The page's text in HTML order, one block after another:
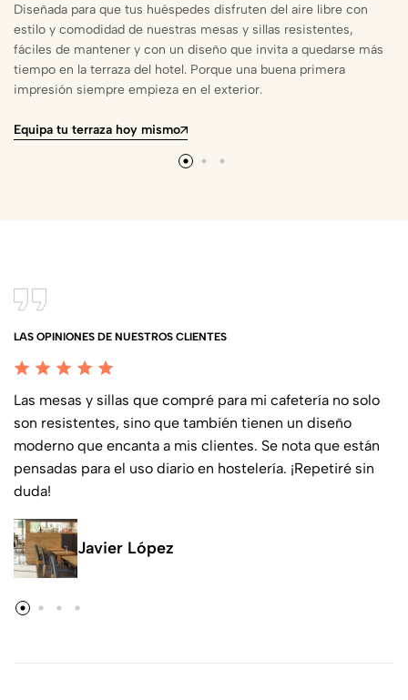
Diseñada para que tus huéspedes disfruten del aire libre con
estilo y comodidad de nuestras mesas y sillas resistentes,
fáciles de mantener y con un diseño que invita a quedarse más
tiempo en la terraza del hotel. Porque una buena primera
impresión siempre empieza en el exterior.
Equipa tu terraza hoy mismo
LAS OPINIONES DE NUESTROS CLIENTES
Las mesas y sillas que compré para mi cafetería no solo
son resistentes, sino que también tienen un diseño
moderno que encanta a mis clientes. Se nota que están
pensadas para el uso diario en hostelería. ¡Repetiré sin
duda!
Javier López